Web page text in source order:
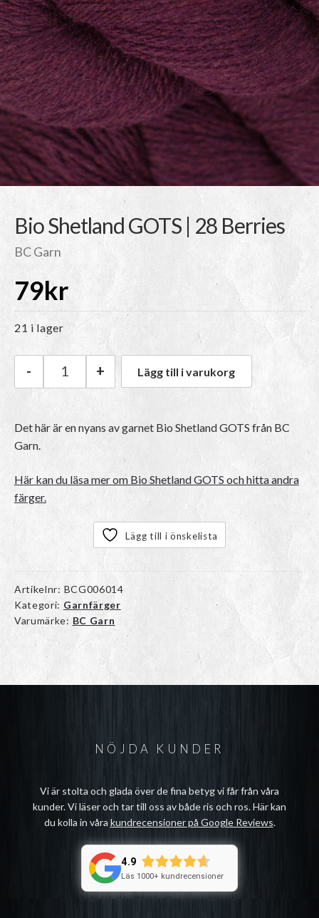
Bio Shetland GOTS | 28 Berries
BC Garn
79kr
21 i lager
BC Garn Bio Shetland GOTS | 28 Berries mängd
- + Lägg till i varukorg
Det här är en nyans av garnet Bio Shetland GOTS från BC
Garn.
Här kan du läsa mer om Bio Shetland GOTS och hitta andra
färger.
Lägg till i önskelista
Artikelnr: BCG006014
Kategori: Garnfärger
Varumärke: BC Garn
NÖJDA KUNDER
Vi är stolta och glada över de fina betyg vi får från våra
kunder. Vi läser och tar till oss av både ris och ros. Här kan
du kolla in våra kundrecensioner på Google Reviews.
4.9
Läs 1000+ kundrecensioner